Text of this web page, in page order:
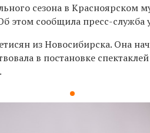
сезона в Красноярском
этом сообщила пресс-служба
из Новосибирска. Она
в постановке